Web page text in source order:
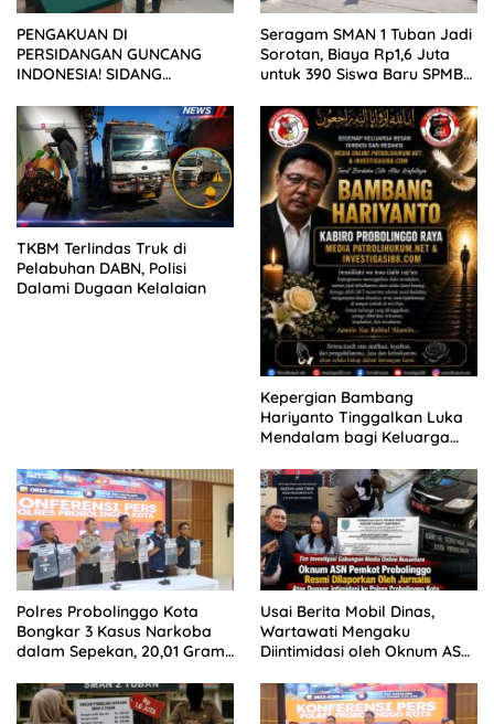
PENGAKUAN DI
PERSIDANGAN GUNCANG
INDONESIA! SIDANG
KELUARGA KORBAN
MENGAMUK DI PN MALANG
Seragam SMAN 1 Tuban Jadi
Sorotan, Biaya Rp1,6 Juta
untuk 390 Siswa Baru SPMB
TKBM Terlindas Truk di
Pelabuhan DABN, Polisi
Dalami Dugaan Kelalaian
Kepergian Bambang
Hariyanto Tinggalkan Luka
Mendalam bagi Keluarga
Polres Probolinggo Kota
Bongkar 3 Kasus Narkoba
dalam Sepekan, 20,01 Gram
Usai Berita Mobil Dinas,
Wartawati Mengaku
Diintimidasi oleh Oknum ASN
Tempuh Jalur Hukum